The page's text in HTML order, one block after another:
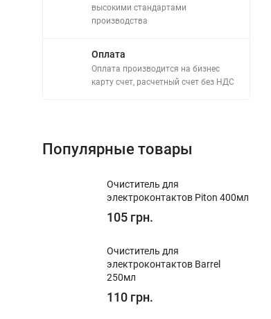
высокими стандартами
производства
Оплата
Оплата производится на бизнес
карту счет, расчетный счет без НДС
Популярные товары
Очиститель для
электроконтактов Piton 400мл
105 грн.
Очиститель для
электроконтактов Barrel
250мл
110 грн.